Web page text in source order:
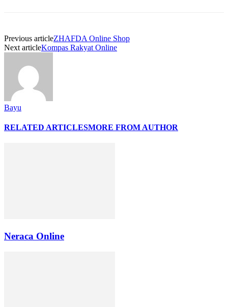
Previous articleZHAFDA Online Shop
Next articleKompas Rakyat Online
Bayu
RELATED ARTICLESMORE FROM AUTHOR
Neraca Online